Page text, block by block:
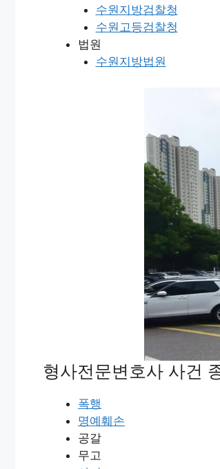
수원지방검찰청
수원고등검찰청
법원
수원지방법원
형사전문변호사 사건
폭행
명예훼손
공갈
무고